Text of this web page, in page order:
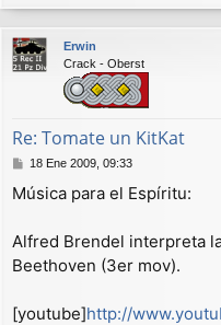
Erwin
Crack - Oberst
Re: Tomate un KitKat
M
n
a
j
e
18 Ene 2009, 09:33
Música para el Espíritu:
Alfred Brendel interpreta
Beethoven (3er mov).
[youtube]http://